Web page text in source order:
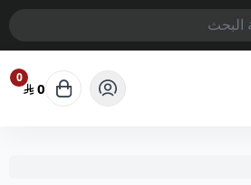
أدق التفاصيل
0
0